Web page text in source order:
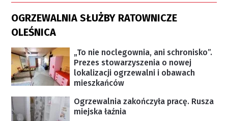
OGRZEWALNIA SŁUŻBY RATOWNICZE
OLEŚNICA
„To nie noclegownia, ani schronisko”.
Prezes stowarzyszenia o nowej
lokalizacji ogrzewalni i obawach
mieszkańców
Ogrzewalnia zakończyła pracę. Rusza
miejska łaźnia